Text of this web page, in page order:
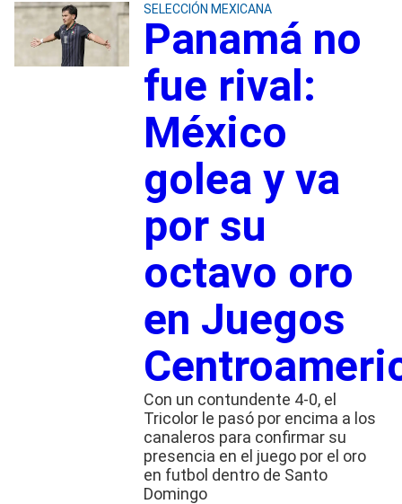
SELECCIÓN MEXICANA
Panamá no
fue rival:
México
golea y va
por su
octavo oro
en Juegos
Con un contundente 4-0, el
Tricolor le pasó por encima a los
canaleros para confirmar su
presencia en el juego por el oro
en futbol dentro de Santo
Domingo